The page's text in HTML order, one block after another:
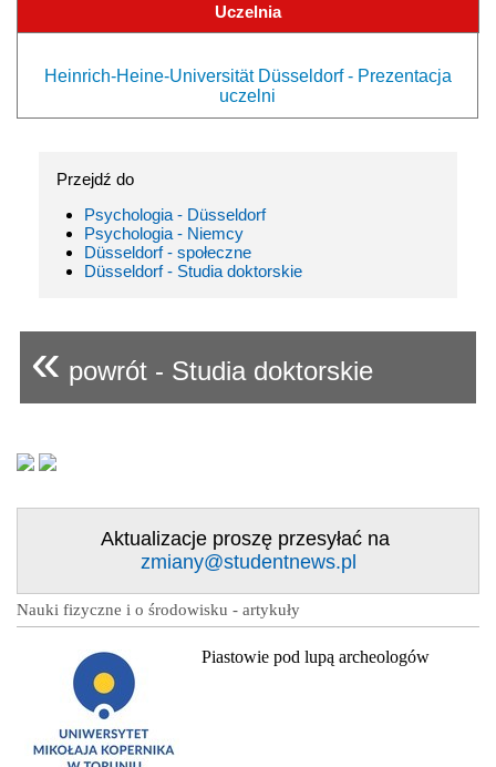
Uczelnia
Heinrich-Heine-Universität Düsseldorf - Prezentacja
uczelni
Przejdź do
Psychologia - Düsseldorf
Psychologia - Niemcy
Düsseldorf - społeczne
Düsseldorf - Studia doktorskie
« powrót - Studia doktorskie
Aktualizacje proszę przesyłać na
zmiany@studentnews.pl
Nauki fizyczne i o środowisku - artykuły
Piastowie pod lupą archeologów